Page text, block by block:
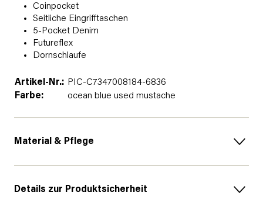
Coinpocket
Seitliche Eingrifftaschen
5-Pocket Denim
Futureflex
Dornschlaufe
Artikel-Nr.: PIC-C7347008184-6836
Farbe:
ocean blue used mustache
Material & Pflege
Details zur Produktsicherheit